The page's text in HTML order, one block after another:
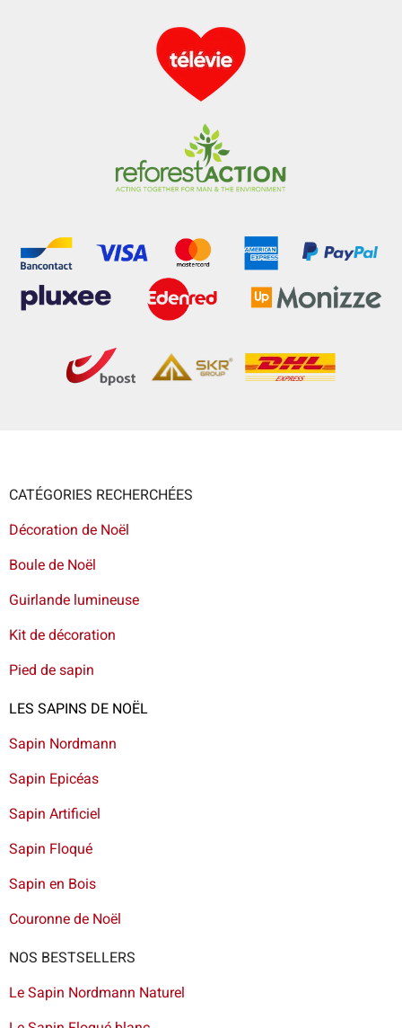
CATÉGORIES RECHERCHÉES
Décoration de Noël
Boule de Noël
Guirlande lumineuse
Kit de décoration
Pied de sapin
LES SAPINS DE NOËL
Sapin Nordmann
Sapin Epicéas
Sapin Artificiel
Sapin Floqué
Sapin en Bois
Couronne de Noël
NOS BESTSELLERS
Le Sapin Nordmann Naturel